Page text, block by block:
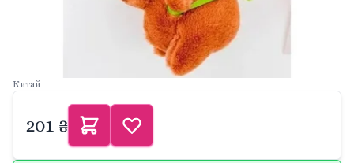
Китай
201 ₴